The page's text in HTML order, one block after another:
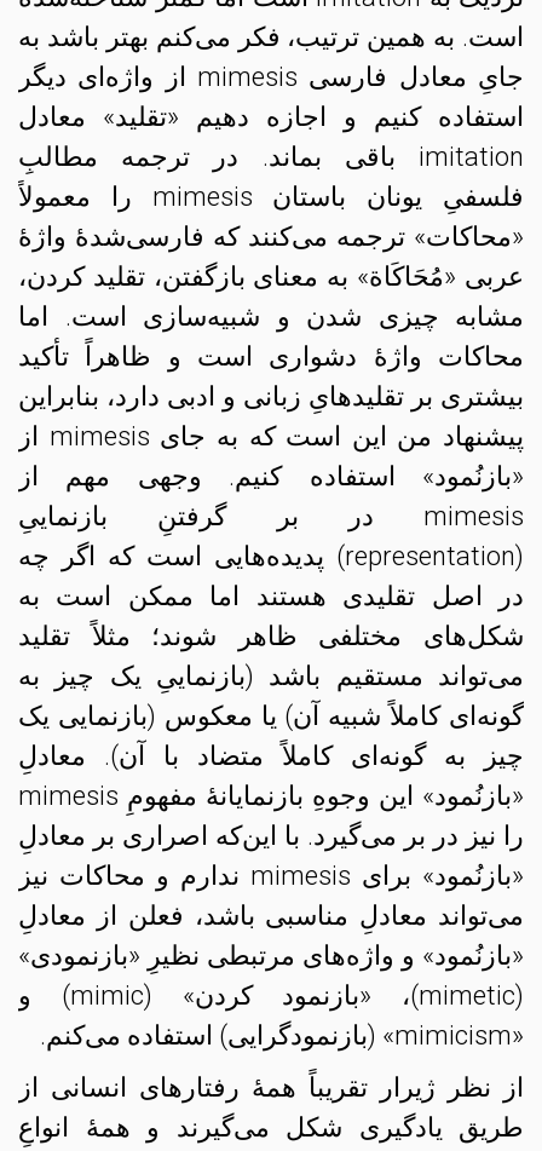
است. به همین ترتیب، فکر می‌کنم بهتر باشد به
جایِ‌ معادل فارسی mimesis از واژه‌ای دیگر
استفاده کنیم و اجازه دهیم «تقلید» معادل
imitation باقی بماند. در ترجمه مطالبِ
فلسفیِ یونان باستان mimesis را معمولاً
«محاکات» ترجمه می‌کنند که فارسی‌شدهٔ واژهٔ
عربی «مُحَاكَاة» به معنای بازگفتن، تقلید کردن،
مشابه‌ چیزی شدن و شبیه‌سازی است. اما
محاکات واژهٔ دشواری است و ظاهراً تأکید
بیشتری بر تقلیدهایِ زبانی و ادبی دارد، بنابراین
پیشنهاد من این است که به جای mimesis از
«بازنُمود» استفاده کنیم. وجهی مهم از
mimesis در بر گرفتنِ بازنماییِ
(representation) پدیده‌هایی است که اگر چه
در اصل تقلیدی هستند اما ممکن است به
شکل‌های مختلفی ظاهر شوند؛ مثلاً تقلید
می‌تواند مستقیم باشد (بازنماییِ یک چیز به
گونه‌ای کاملاً شبیه آن) یا معکوس (بازنمایی یک
چیز به گونه‌ای کاملاً متضاد با آن). معادلِ
«بازنُمود» این وجوهِ بازنمایانهٔ مفهومِ mimesis
را نیز در بر می‌گیرد. با این‌که اصراری بر معادلِ
«بازنُمود» برای mimesis ندارم و محاکات نیز
می‌تواند معادلِ مناسبی باشد، فعلن از معادلِ
«بازنُمود» و واژه‌های مرتبطی نظیرِ «بازنمودی»
(mimetic)، «بازنمود کردن» (mimic) و
«mimicism» (بازنمودگرایی) استفاده می‌کنم.
از نظر ژیرار تقریباً همهٔ رفتارهای انسانی از
طریق یادگیری شکل می‌گیرند و همهٔ انواعِ